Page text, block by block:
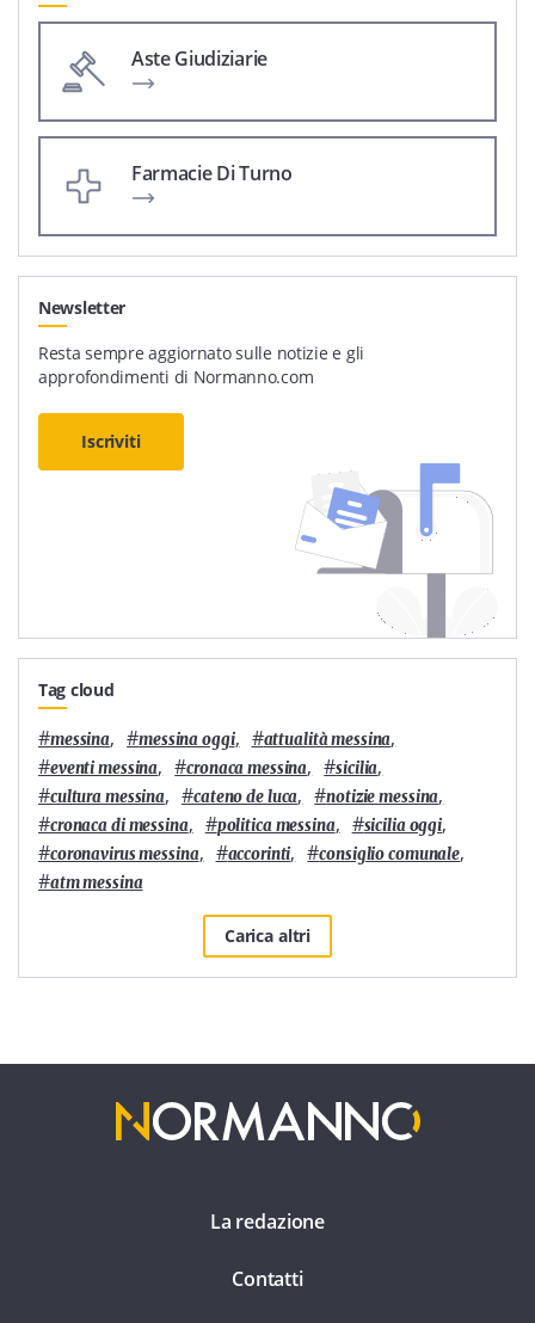
Aste Giudiziarie
Farmacie Di Turno
Newsletter
Resta sempre aggiornato sulle notizie e gli
approfondimenti di Normanno.com
Iscriviti
Tag cloud
#messina, #messina oggi, #attualità messina,
#eventi messina, #cronaca messina, #sicilia,
#cultura messina, #cateno de luca, #notizie messina,
#cronaca di messina, #politica messina, #sicilia oggi,
#coronavirus messina, #accorinti, #consiglio comunale,
#atm messina
Carica altri
La redazione
Contatti